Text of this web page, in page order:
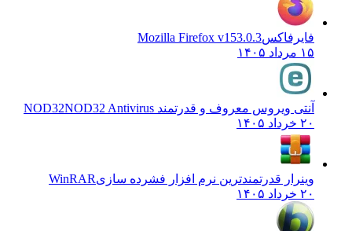
فایرفاکسMozilla Firefox v153.0.3
۱۵ مرداد ۱۴۰۵
آنتی ویروس معروف و قدرتمند NOD32 NOD32 Antivirus
۲۰ خرداد ۱۴۰۵
وینرار قدرتمندترین نرم افزار فشرده سازیWinRAR
۲۰ خرداد ۱۴۰۵